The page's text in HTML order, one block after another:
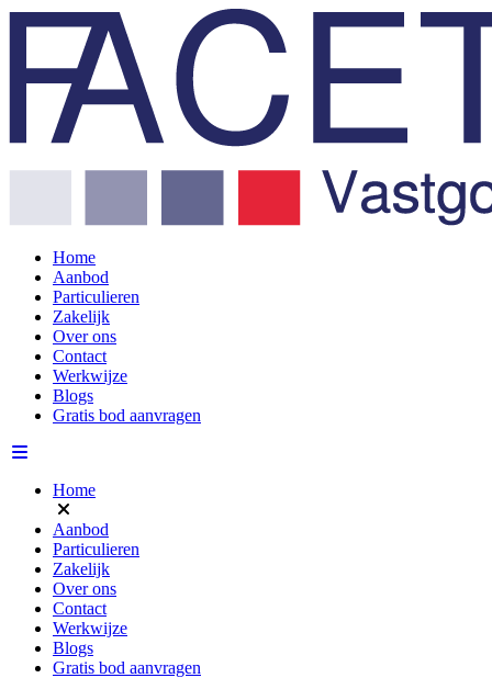
Home
Aanbod
Particulieren
Zakelijk
Over ons
Contact
Werkwijze
Blogs
Gratis bod aanvragen
Home
Aanbod
Particulieren
Zakelijk
Over ons
Contact
Werkwijze
Blogs
Gratis bod aanvragen